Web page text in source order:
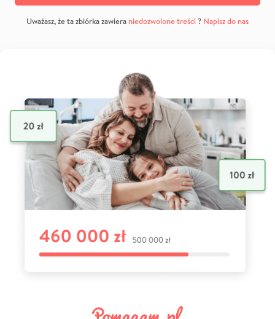
Uważasz, że ta zbiórka zawiera niedozwolone treści? Napisz do nas